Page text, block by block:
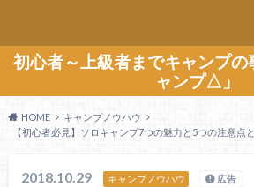
初心者～上級者までキャンプの
ャンプ△」
HOME
キャンプノウハウ
【初心者必見】ソロキャンプ7つの魅力と5つの注意点
2018.10.29 キャンプノウハウ 広告